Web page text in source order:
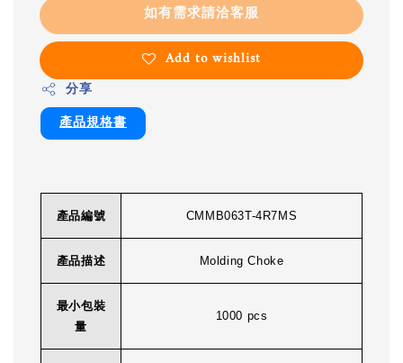
如有需求請洽客服
Add to wishlist
分享
產品規格書
產品編號 CMMB063T-4R7MS
產品描述 Molding Choke
最小包裝
量
1000 pcs